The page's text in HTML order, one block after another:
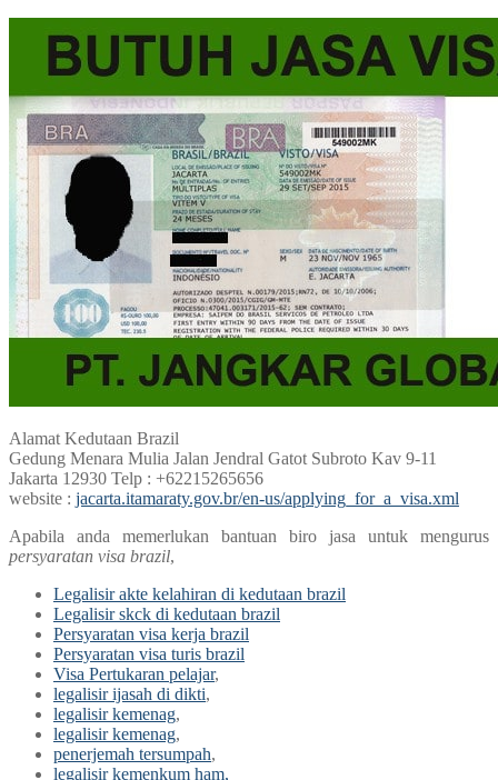
Alamat Kedutaan Brazil
Gedung Menara Mulia Jalan Jendral Gatot Subroto Kav 9-11
Jakarta 12930 Telp : +62215265656
website : jacarta.itamaraty.gov.br/en-us/applying_for_a_visa.xml
Apabila anda memerlukan bantuan biro jasa untuk mengurus
persyaratan visa brazil,
Legalisir akte kelahiran di kedutaan brazil
Legalisir skck di kedutaan brazil
Persyaratan visa kerja brazil
Persyaratan visa turis brazil
Visa Pertukaran pelajar,
legalisir ijasah di dikti,
legalisir kemenag,
legalisir kemenag,
penerjemah tersumpah,
legalisir kemenkum ham,